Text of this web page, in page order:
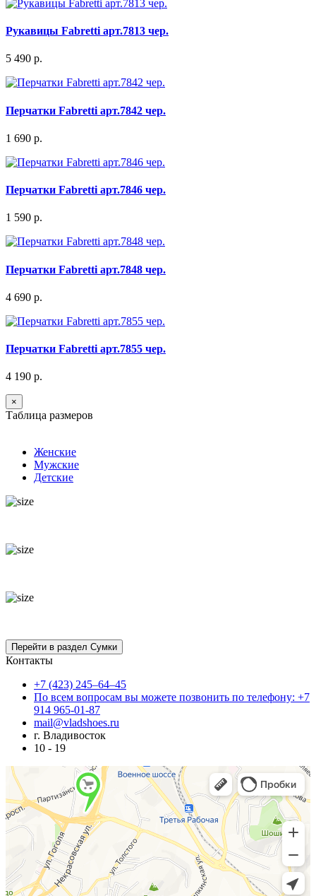
Рукавицы Fabretti арт.7813 чер.
5 490 р.
Перчатки Fabretti арт.7842 чер.
1 690 р.
Перчатки Fabretti арт.7846 чер.
1 590 р.
Перчатки Fabretti арт.7848 чер.
4 690 р.
Перчатки Fabretti арт.7855 чер.
4 190 р.
×
Таблица размеров
Женские
Мужские
Детские
Контакты
+7 (423) 245–64–45
По всем вопросам вы можете позвонить по телефону: +7
914 965-01-87
mail@vladshoes.ru
г. Владивосток
10 - 19